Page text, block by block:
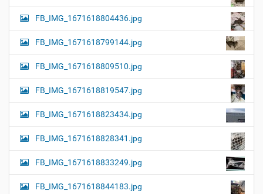
FB_IMG_1671618804436.jpg
FB_IMG_1671618799144.jpg
FB_IMG_1671618809510.jpg
FB_IMG_1671618819547.jpg
FB_IMG_1671618823434.jpg
FB_IMG_1671618828341.jpg
FB_IMG_1671618833249.jpg
FB_IMG_1671618844183.jpg